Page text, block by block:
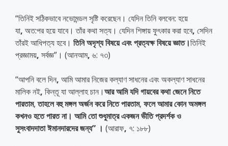
“তিনিই সঠিকভাবে নভোমন্ডল সৃষ্টি করেছেন। যেদিন তিনি বলবেন: হয়ে
যা, অত:পর হয়ে যাবে। তাঁর কথা সত্য। যেদিন শিঙ্গায় ফুৎকার করা হবে, সেদিন
তাঁরই আধিপত্য হবে। তিনিঅদৃশ্যবিষয়েএবংপ্রত্যক্ষবিষয়েজ্ঞাত।তিনিই
প্রজ্ঞাময়, সর্বজ্ঞ”। (আনআম, ৬: ৭৩)
“আপনি বলে দিন, আমি আমার নিজের কল্যাণ সাধনের এবং অকল্যাণ সাধনের
মালিক নই, কিন্তূ যা আল্লাহ চান।আরআমিযদিগায়বেরকথাজেনেনিতে
পারতাম,তাহলেবহুমঙ্গলঅর্জনকরেনিতেপারতাম, ফলেআমারকোনঅমঙ্গল
কখনওহতেপারতনা। আমিতোশুধুমাত্রএকজনভীতিপ্রদর্শকও
সুসংবাদদাতাঈমানদারদেরজন্য” । (আরাফ, ৭: ১৮৮)